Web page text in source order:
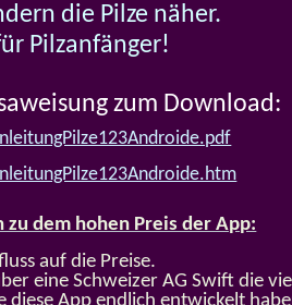
die Pilze näher.
Pilzanfänger!
zum Download:
dem hohen Preis der App:
auf die Preise.
eine Schweizer AG Swift die